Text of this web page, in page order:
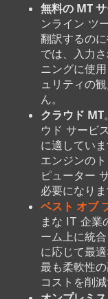
無料の MT
ンライン ツ
翻訳するの
では、入力
ニングに使
ュリティの
ん。
クラウド MT
ウド サービ
に適してい
エンジンの
ピューター
必要になりま
ベスト オブ
まな IT 企業
ーム上に統
に応じて最
最も柔軟性
コストを削